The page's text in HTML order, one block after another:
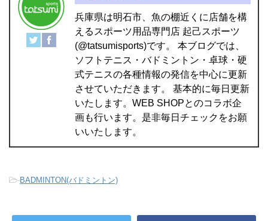
兵庫県は明石市、魚の棚近くに店舗を構
えるスポーツ用品専門店 起己スポーツ
(@tatsumisports)です。 本ブログでは、
ソフトテニス・バドミントン・卓球・硬
式テニスの各種情報の発信を中心に更新
させていただきます。 基本的に毎日更新
いたします。WEB SHOPとのコラボ企
画も行います。是非毎日チェックをお願
いいたします。
-BADMINTON(バドミントン)